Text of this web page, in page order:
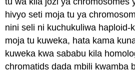
hivyo seti moja tu ya
nini seli ni kuchukuliwa haploid-
moja tu kuweka, hata kama
kuweka kwa sababu kila
chromatids dada mbili kwamba